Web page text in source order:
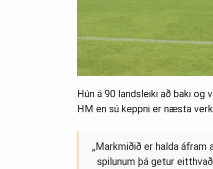
Hún á 90 landsleiki að baki og
HM en sú keppni er næsta
„Mark­miðið er halda
spil­un­um þá get­ur